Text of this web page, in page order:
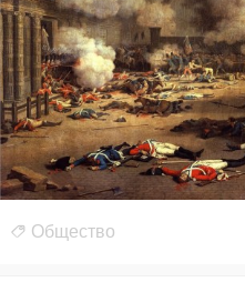
Общество